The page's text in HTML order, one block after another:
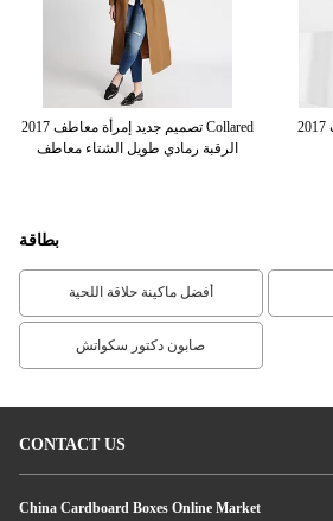
2017 تصميم جديد إمرأة معاطف Collared
الرقبة رمادي طويل الشتاء معاطف
2017 تصميم جديد للمرأة البلوزات
بطاقة
أفضل ماكينة حلاقة اللحية
صابون دكتور سكواتش
CONTACT US
China Cardboard Boxes Online Market